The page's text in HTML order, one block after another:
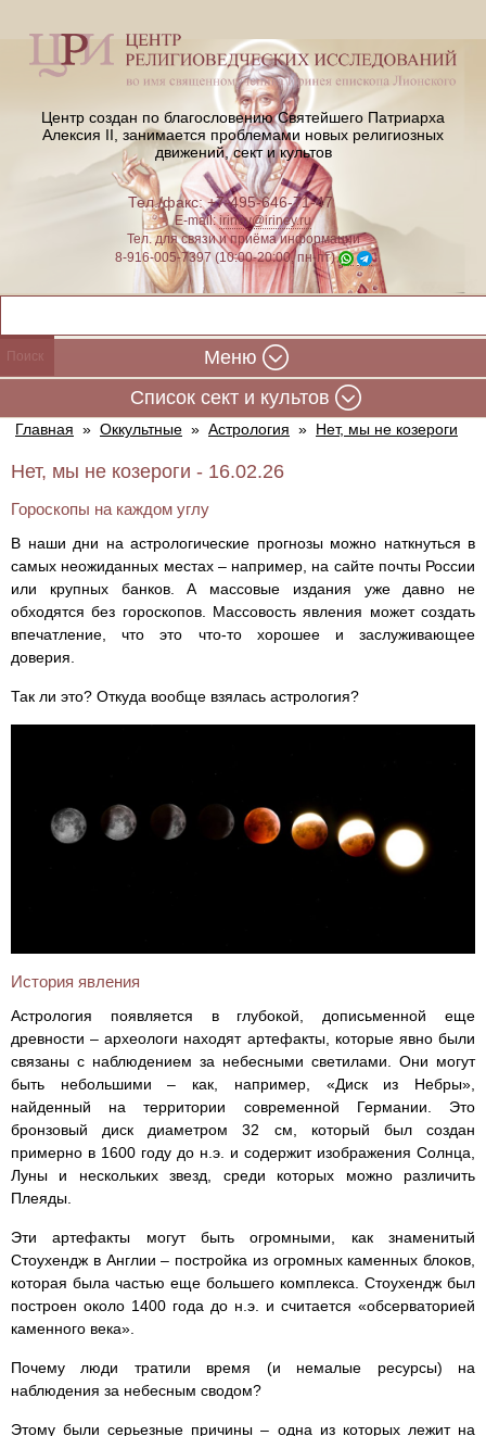
Центр создан по благословению Святейшего Патриарха
Алексия II, занимается проблемами новых религиозных
движений, сект и культов
Тел./факс: +7-495-646-71-47
E-mail:iriney@iriney.ru
Тел. для связи и приёма информации
8-916-005-7397 (10:00-20:00, пн-пт)
Меню
Cписок сект и культов
Главная » Оккультные » Астрология » Нет, мы не козероги
Нет, мы не козероги - 16.02.26
Гороскопы на каждом углу
В наши дни на астрологические прогнозы можно наткнуться в
самых неожиданных местах – например, на сайте почты России
или крупных банков. А массовые издания уже давно не
обходятся без гороскопов. Массовость явления может создать
впечатление, что это что-то хорошее и заслуживающее
доверия.
Так ли это? Откуда вообще взялась астрология?
История явления
Астрология появляется в глубокой, дописьменной еще
древности – археологи находят артефакты, которые явно были
связаны с наблюдением за небесными светилами. Они могут
быть небольшими – как, например, «Диск из Небры»,
найденный на территории современной Германии. Это
бронзовый диск диаметром 32 см, который был создан
примерно в 1600 году до н.э. и содержит изображения Солнца,
Луны и нескольких звезд, среди которых можно различить
Плеяды.
Эти артефакты могут быть огромными, как знаменитый
Стоухендж в Англии – постройка из огромных каменных блоков,
которая была частью еще большего комплекса. Стоухендж был
построен около 1400 года до н.э. и считается «обсерваторией
каменного века».
Почему люди тратили время (и немалые ресурсы) на
наблюдения за небесным сводом?
Этому были серьезные причины – одна из которых лежит на